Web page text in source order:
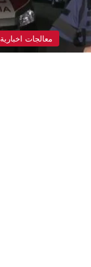
معالجات اخبارية